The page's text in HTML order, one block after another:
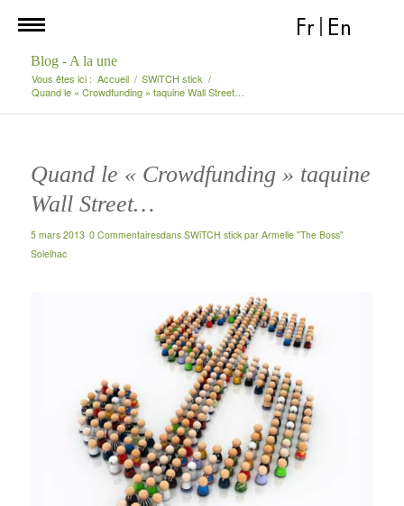
Fr En
Blog - A la une
Vous êtes ici : Accueil / SWiTCH stick /
Quand le « Crowdfunding » taquine Wall Street…
Quand le « Crowdfunding » taquine
Wall Street…
5 mars 2013 0 Commentairesdans SWiTCH stick par Armelle "The Boss"
Solelhac